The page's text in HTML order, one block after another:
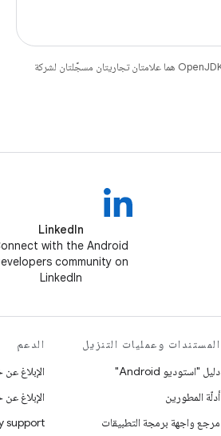
. إنّ Java وOpenJDK هما علامتان تجاريتان مسجَّلتان لشركة
LinkedIn
with the Android
community on
LinkedIn
المستندات وعمليات التنزيل
دليل "استوديو Android"
أدلّة المطورين
مرجع واجهة برمجة التطبيقات
الدعم
الإبلاغ
الإبلاغ
support